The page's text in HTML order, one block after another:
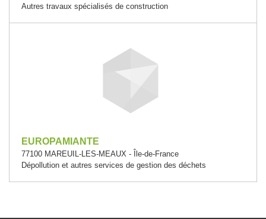
Autres travaux spécialisés de construction
EUROPAMIANTE
77100 MAREUIL-LES-MEAUX - Île-de-France
Dépollution et autres services de gestion des déchets